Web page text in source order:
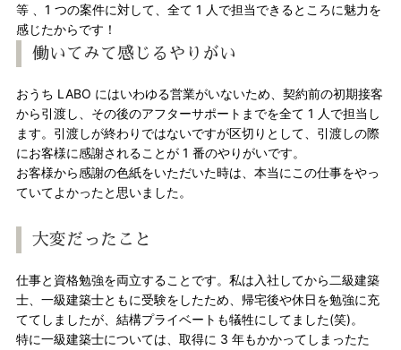
等 、1 つの案件に対して、全て 1 人で担当できるところに魅力を
感じたからです！
働いてみて感じるやりがい
おうち LABO にはいわゆる営業がいないため、契約前の初期接客
から引渡し、その後のアフターサポートまでを全て 1 人で担当し
ます。引渡しが終わりではないですが区切りとして、引渡しの際
にお客様に感謝されることが 1 番のやりがいです。
お客様から感謝の色紙をいただいた時は、本当にこの仕事をやっ
ていてよかったと思いました。
大変だったこと
仕事と資格勉強を両立することです。私は入社してから二級建築
士、一級建築士ともに受験をしたため、帰宅後や休日を勉強に充
ててしましたが、結構プライベートも犠牲にしてました(笑)。
特に一級建築士については、取得に 3 年もかかってしまったた